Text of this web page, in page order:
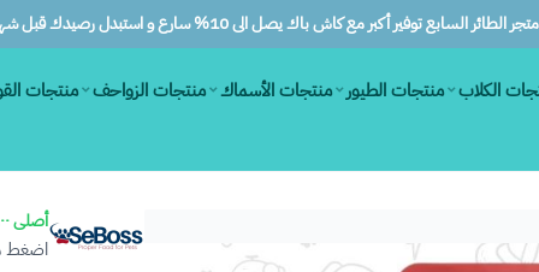
الطائر السابع توفير أكبر مع كاش باك يصل الى 10% سارع و استبدل رصيدك قبل شهرين
الكلاب منتجات الطيور منتجات الأسماك منتجات الزواحف منتجات
أصلى ١٠٠٪
اضغط